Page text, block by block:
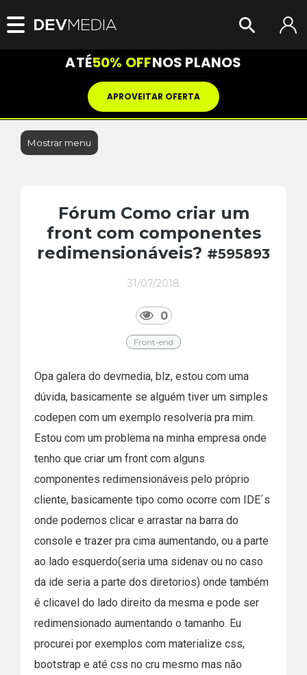
ATÉ50% OFFNOS PLANOS
APROVEITAR OFERTA
Mostrar menu
Fórum Como criar um
front com componentes
redimensionáveis? #595893
31/07/2018
0
Front-end
Opa galera do devmedia, blz, estou com uma
dúvida, basicamente se alguém tiver um simples
codepen com um exemplo resolveria pra mim.
Estou com um problema na minha empresa onde
tenho que criar um front com alguns
componentes redimensionáveis pelo próprio
cliente, basicamente tipo como ocorre com IDE´s
onde podemos clicar e arrastar na barra do
console e trazer pra cima aumentando, ou a parte
ao lado esquerdo(seria uma sidenav ou no caso
da ide seria a parte dos diretorios) onde também
é clicavel do lado direito da mesma e pode ser
redimensionado aumentando o tamanho. Eu
procurei por exemplos com materialize css,
bootstrap e até css no cru mesmo mas não